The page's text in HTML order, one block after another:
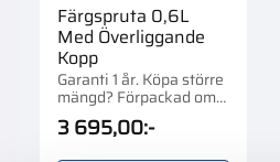
Färgspruta 0,6L
Med Överliggande
Kopp
Garanti 1 år. Köpa större
mängd? Förpackad om
1/10 st.
3 695,00:-